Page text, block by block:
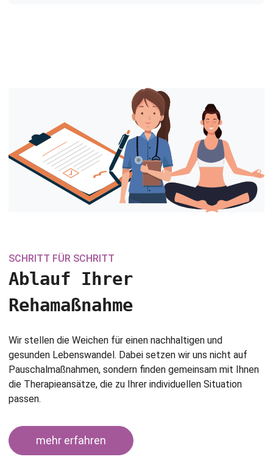
SCHRITT FÜR SCHRITT
Ablauf Ihrer
Rehamaßnahme
Wir stellen die Weichen für einen nachhaltigen und
gesunden Lebenswandel. Dabei setzen wir uns nicht auf
Pauschalmaßnahmen, sondern finden gemeinsam mit Ihnen
die Therapieansätze, die zu Ihrer individuellen Situation
passen.
mehr erfahren